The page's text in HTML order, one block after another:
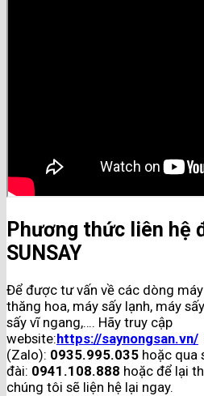
Phương thức liên hệ
SUNSAY
Để được tư vấn về các dòng
thăng hoa, máy sấy lạnh, máy
sấy vĩ ngang,…. Hãy truy cập
website:https://saynongsan.vn/
(Zalo): 0935.995.035 hoặc qua
đài: 0941.108.888 hoặc để lại
chúng tôi sẽ liện hệ lại ngay.